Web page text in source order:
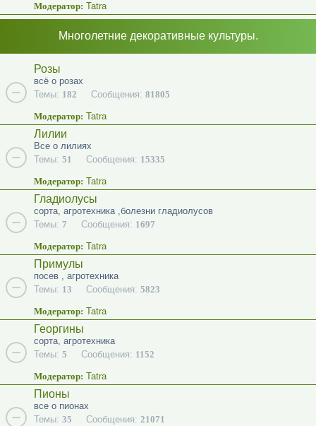
Модератор: Tatra
Многолетние декоративные культуры.
Розы
всё о розах
Темы: 182 Сообщения: 81805
Модератор: Tatra
Лилии
Все о лилиях
Темы: 51 Сообщения: 15335
Модератор: Tatra
Гладиолусы
сорта, агротехника ,болезни гладиолусов
Темы: 7 Сообщения: 1697
Модератор: Tatra
Примулы
посев , агротехника
Темы: 13 Сообщения: 5823
Модератор: Tatra
Георгины
сорта, агротехника
Темы: 5 Сообщения: 1152
Модератор: Tatra
Пионы
все о пионах
Темы: 35 Сообщения: 21071